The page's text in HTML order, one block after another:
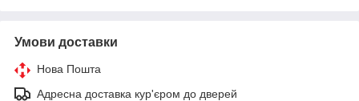
Умови доставки
Нова Пошта
Адресна доставка кур'єром до дверей